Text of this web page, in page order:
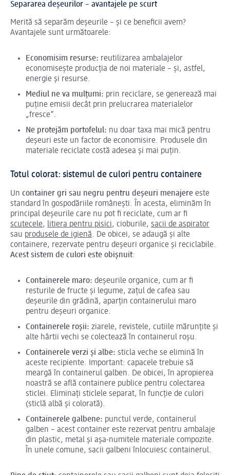
Separarea deșeurilor – avantajele pe scurt
Merită să separăm deșeurile – și ce beneficii avem?
Avantajele sunt următoarele:
Economisim resurse: reutilizarea ambalajelor
economisește producția de noi materiale – și, astfel,
energie și resurse.
Mediul ne va mulțumi: prin reciclare, se generează mai
puține emisii decât prin prelucrarea materialelor
„fresce”.
Ne protejăm portofelul: nu doar taxa mai mică pentru
deșeuri este un factor de economisire. Produsele din
materiale reciclate costă adesea și mai puțin.
Totul colorat: sistemul de culori pentru containere
Un container gri sau negru pentru deșeuri menajere este
standard în gospodăriile românești. În acesta, eliminăm în
principal deșeurile care nu pot fi reciclate, cum ar fi
scutecele, litiera pentru pisici, cioburile, sacii de aspirator
sau produsele de igienă. De obicei, se adaugă și alte
containere, rezervate pentru deșeuri organice și reciclabile.
Acest sistem de culori este obișnuit:
Containerele maro: deșeurile organice, cum ar fi
resturile de fructe și legume, zațul de cafea sau
deșeurile din grădină, aparțin containerului maro
pentru deșeuri organice.
Containerele roșii: ziarele, revistele, cutiile mărunțite și
alte hârtii vechi se colectează în containerul roșu.
Containerele verzi și albe: sticla veche se elimină în
aceste recipiente. Important: capacele trebuie să
meargă în containerul galben. De obicei, în apropierea
noastră se află containere publice pentru colectarea
sticlei. Eliminați sticlele separat, în funcție de culori
(sticlă albă și colorată).
Containerele galbene: punctul verde, containerul
galben – acest container este rezervat pentru ambalaje
din plastic, metal și așa-numitele materiale compozite.
În unele comune, sacii galbeni înlocuiesc containerul.